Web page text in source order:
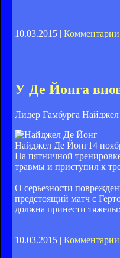
10.03.2015 |
У Де Йонга
Лидер Гамбурга Найджел
Найджел Де Йонг14
На пятничной
травмы и приступил к
О серьезности
предстоящий матч с
должна принести
10.03.2015 |